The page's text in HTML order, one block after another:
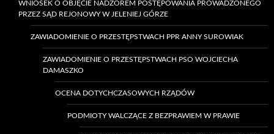
WNIOSEK O OBJĘCIE NADZOREM POSTĘPOWANIA PROWADZONEGO
PRZEZ SĄD REJONOWY W JELENIEJ GÓRZE
ZAWIADOMIENIE O PRZESTĘPSTWACH PPR ANNY SUROWIAK
ZAWIADOMIENIE O PRZESTĘPSTWACH PSO WOJCIECHA
DAMASZKO
OCENA DOTYCHCZASOWYCH RZĄDÓW
PODMIOTY WALCZĄCE Z BEZPRAWIEM W PRAWIE